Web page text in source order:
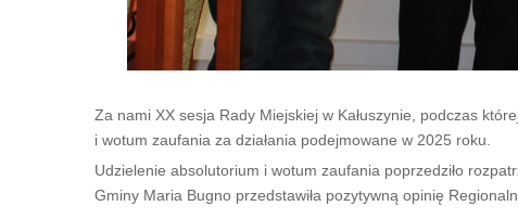
Za nami XX sesja Rady Miejskiej w Kałuszynie, podczas
i wotum zaufania za działania podejmowane w 2025 roku.
Udzielenie absolutorium i wotum zaufania poprzedziło
Gminy Maria Bugno przedstawiła pozytywną opinię